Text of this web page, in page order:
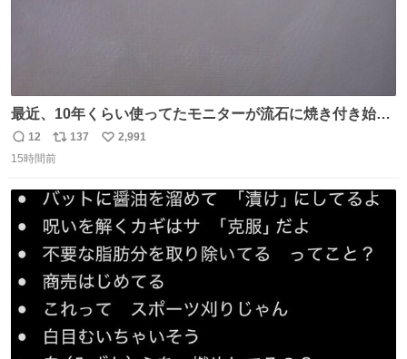
最近、10年くらい使ってたモニターが流石に焼き付き始め
たんですけど、あの……
返
信
12
リ
ポ
ト
数
137
い
数
2,991
15時間前